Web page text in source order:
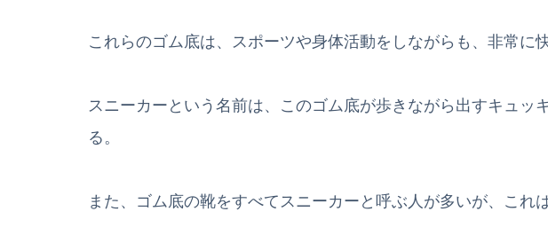
これらのゴム底は、スポーツや身体活動をしながらも、非常に
スニーカーという名前は、このゴム底が歩きながら出すキュッ
る。
また、ゴム底の靴をすべてスニーカーと呼ぶ人が多いが、これ